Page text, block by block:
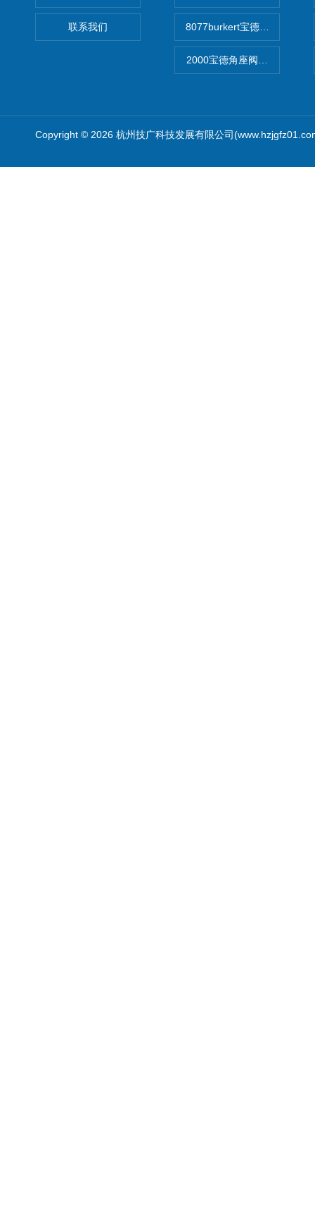
联系我们 8077burkert宝德椭圆齿轮脉
2000宝德角座阀德国宝帝
Copyright © 2026 杭州技广科技发展有限公司